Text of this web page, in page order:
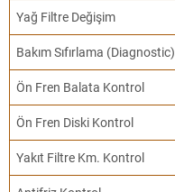
Yağ Filtre Değişim
Bakım Sıfırlama (Diagnostic)
Ön Fren Balata Kontrol
Ön Fren Diski Kontrol
Yakıt Filtre Km. Kontrol